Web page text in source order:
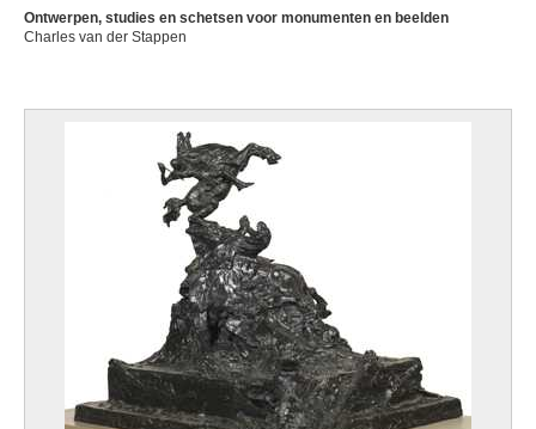
Ontwerpen, studies en schetsen voor monumenten en beelden
Charles van der Stappen